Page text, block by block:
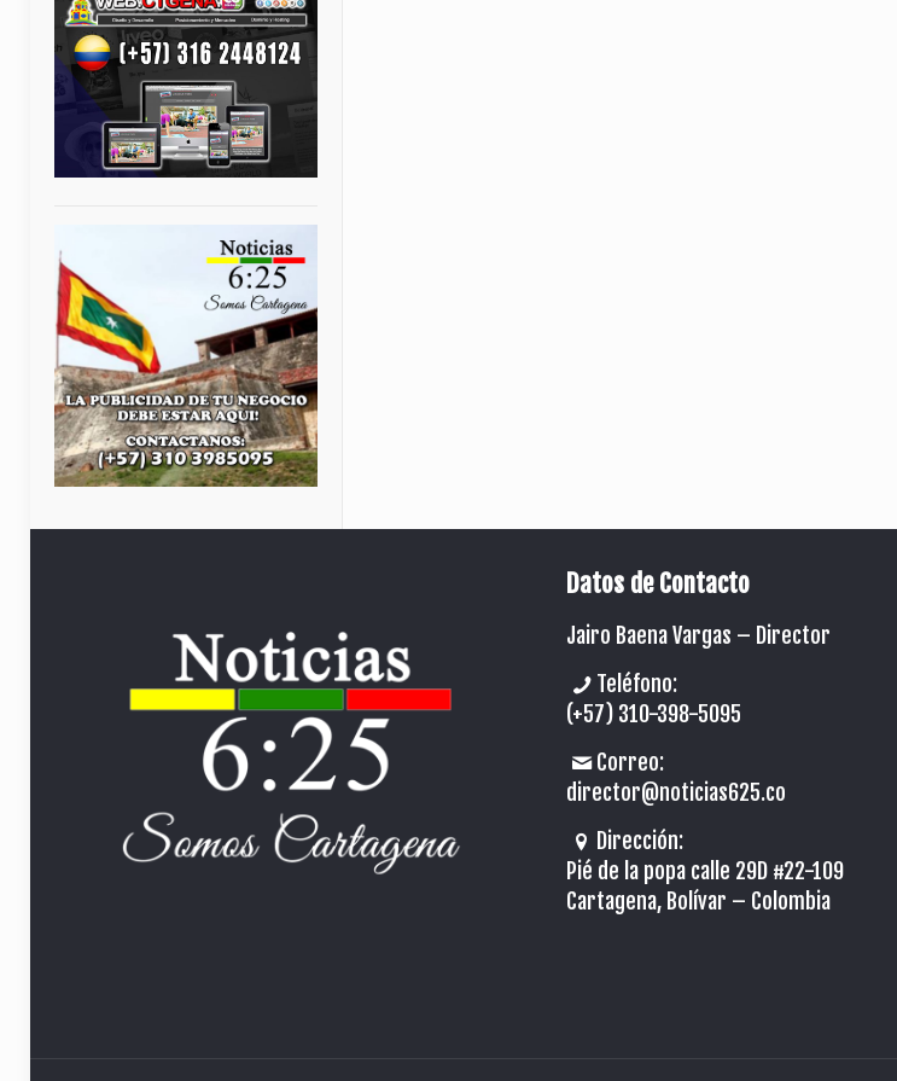
Datos de Contacto
Jairo Baena Vargas – Director
Teléfono:
(+57) 310-398-5095
Correo:
director@noticias625.co
Dirección:
Pié de la popa calle 29D #22-109
Cartagena, Bolívar – Colombia